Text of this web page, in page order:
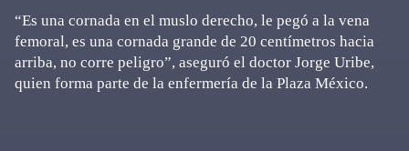
“Es una cornada en el muslo derecho, le pegó a la vena
femoral, es una cornada grande de 20 centímetros hacia
arriba, no corre peligro”, aseguró el doctor Jorge Uribe,
quien forma parte de la enfermería de la Plaza México.